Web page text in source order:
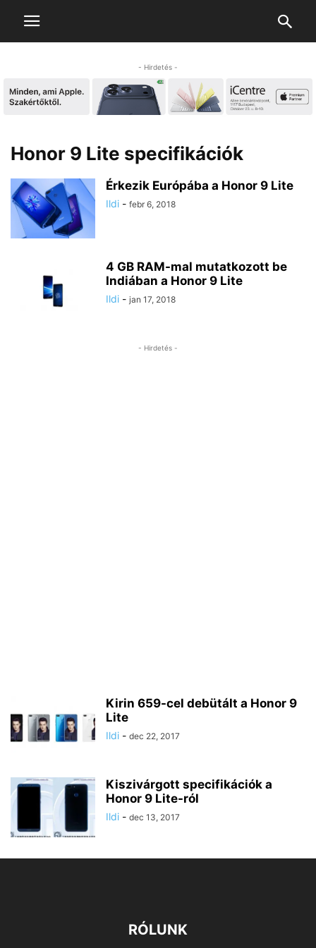
- Hirdetés -
Honor 9 Lite specifikációk
Érkezik Európába a Honor 9 Lite
Ildi - febr 6, 2018
4 GB RAM-mal mutatkozott be
Indiában a Honor 9 Lite
Ildi - jan 17, 2018
- Hirdetés -
Kirin 659-cel debütált a Honor 9
Lite
Ildi - dec 22, 2017
Kiszivárgott specifikációk a
Honor 9 Lite-ról
Ildi - dec 13, 2017
RÓLUNK